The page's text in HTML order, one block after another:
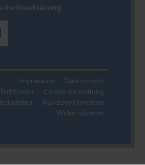
Impressum
Datenschutz
Cookie-Einstellung
Kundeninformation
Widerrufsrecht